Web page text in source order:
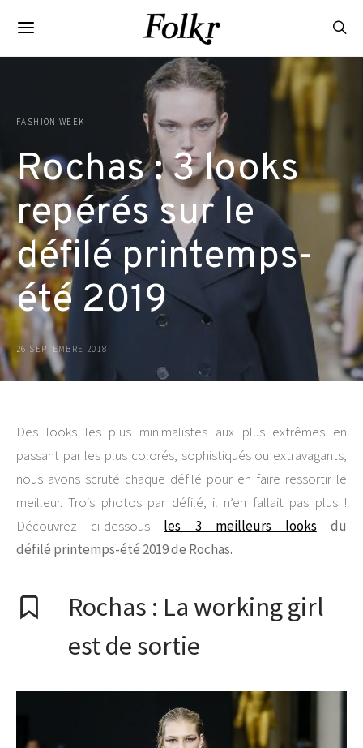
FASHION WEEK
Rochas : 3 looks
repérés sur le
défilé printemps-
été 2019
26 SEPTEMBRE 2018
Des looks les plus minimalistes aux plus extrêmes en
passant par les plus colorés, sophistiqués ou extravagants,
nous avons scruté chaque défilé pour en faire ressortir le
meilleur. Trois photos par défilé, il n’en fallait pas plus !
Découvrez ci-dessous les 3 meilleurs looks du
défilé printemps-été 2019 de Rochas.
Rochas : La working girl
est de sortie